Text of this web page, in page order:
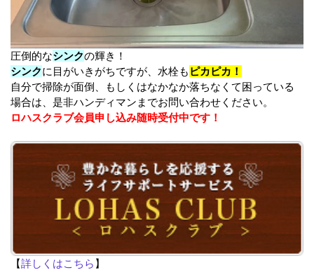
圧倒的なシンクの輝き！
シンクに目がいきがちですが、水栓も ピカピカ！
自分で掃除が面倒、もしくはなかなか落ちなくて困っている
場合は、是非ハンディマンまでお問い合わせください。
ロハスクラブ会員申し込み随時受付中です！
【詳しくはこちら 】